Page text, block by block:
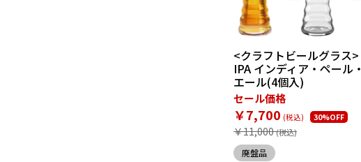
<クラフトビールグラス>
IPA インディア・ペール・
エール(4個入)
セール価格
￥7,700 30%OFF
￥11,000
廃盤品